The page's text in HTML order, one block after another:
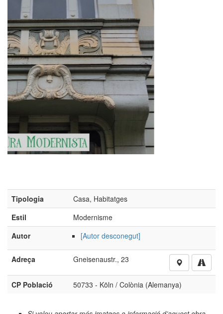
Tipologia
Casa, Habitatges
Estil
Modernisme
Autor
[Autor desconegut]
Adreça Gneisenaustr., 23
CP Població 50733 - Köln / Colònia (Alemanya)
Si voleu aportar més imatges o informació d’aquest obra,
No està autoritzada la reproducció d’imatges o continguts
sense el consentiment exprés de l'autor